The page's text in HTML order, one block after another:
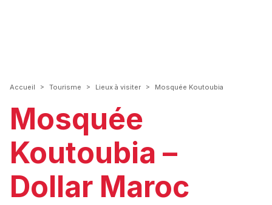
Accueil > Tourisme > Lieux à visiter > Mosquée Koutoubia
Mosquée
Koutoubia –
Dollar Maroc